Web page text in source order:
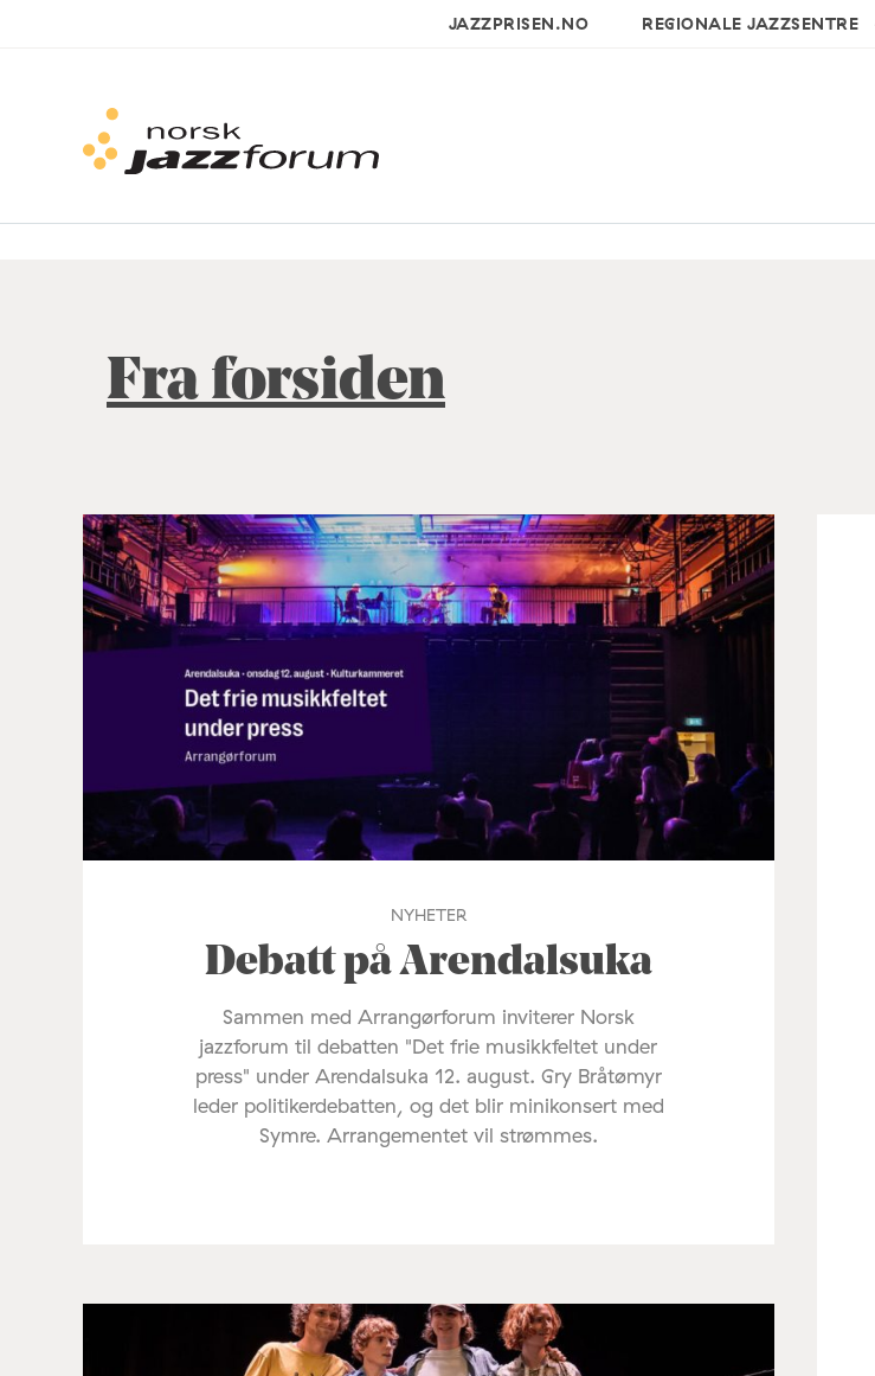
JAZZPRISEN.NO REGIONALE JAZZSENTRE
Fra forsiden
NYHETER
Debatt på Arendalsuka
Sammen med Arrangørforum inviterer Norsk
jazzforum til debatten "Det frie musikkfeltet under
press" under Arendalsuka 12. august. Gry Bråtømyr
leder politikerdebatten, og det blir minikonsert med
Symre. Arrangementet vil strømmes.